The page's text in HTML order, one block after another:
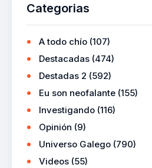
Categorias
A todo chío (107)
Destacadas (474)
Destadas 2 (592)
Eu son neofalante (155)
Investigando (116)
Opinión (9)
Universo Galego (790)
Videos (55)